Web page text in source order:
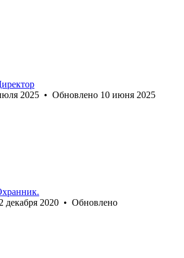
2025 • Обновлено 10 июня 2025
декабря 2020 • Обновлено